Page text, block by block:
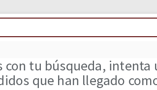
tu búsqueda,
que han llegado